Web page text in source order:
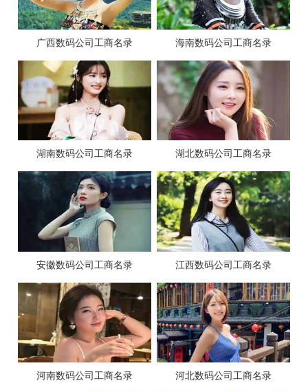
广西数码公司工商名录 海南数码公司工商名录
湖南数码公司工商名录 湖北数码公司工商名录
安徽数码公司工商名录 江西数码公司工商名录
河南数码公司工商名录 河北数码公司工商名录